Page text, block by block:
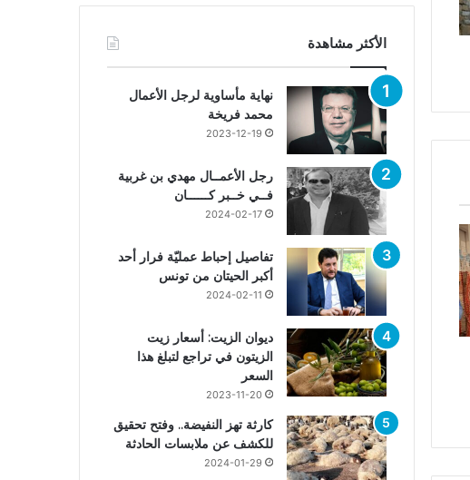
الأكثر مشاهدة
نهاية مأساوية لرجل الأعمال
محمد فريخة
2023-12-19
رجل الأعمــال مهدي بن غربية
فــي خــبر كــــــان
2024-02-17
تفاصيل إحباط عمليّة فرار أحد
أكبر الحيتان من تونس
2024-02-11
ديوان الزيت: أسعار زيت
الزيتون في تراجع لتبلغ هذا
السعر
2023-11-20
كارثة تهز النفيضة.. وفتح تحقيق
للكشف عن ملابسات الحادثة
2024-01-29